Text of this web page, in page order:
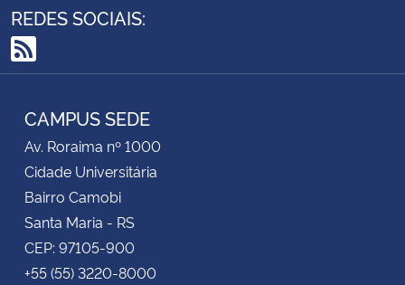
REDES SOCIAIS:
RSS
CAMPUS SEDE
Av. Roraima nº 1000
Cidade Universitária
Bairro Camobi
Santa Maria - RS
CEP: 97105-900
+55 (55) 3220-8000